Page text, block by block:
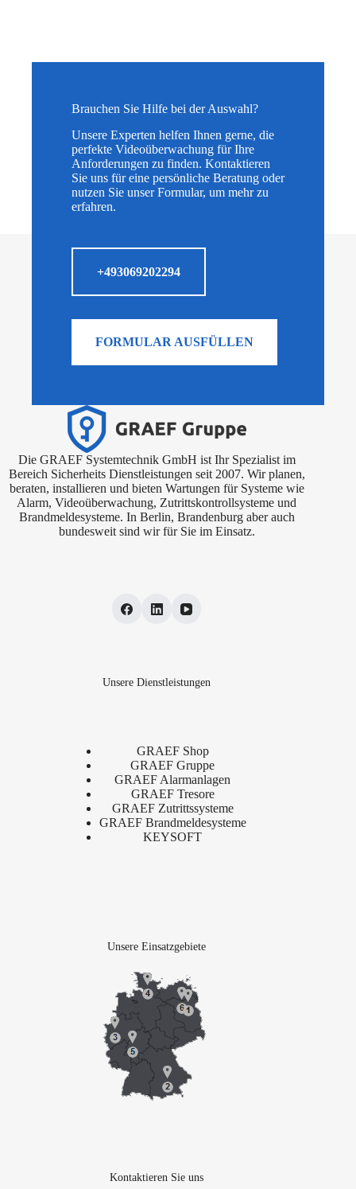
Brauchen Sie Hilfe bei der Auswahl?
Unsere Experten helfen Ihnen gerne, die
perfekte Videoüberwachung für Ihre
Anforderungen zu finden. Kontaktieren
Sie uns für eine persönliche Beratung oder
nutzen Sie unser Formular, um mehr zu
erfahren.
+493069202294
FORMULAR AUSFÜLLEN
Die GRAEF Systemtechnik GmbH ist Ihr Spezialist im
Bereich Sicherheits Dienstleistungen seit 2007. Wir planen,
beraten, installieren und bieten Wartungen für Systeme wie
Alarm, Videoüberwachung, Zutrittskontrollsysteme und
Brandmeldesysteme. In Berlin, Brandenburg aber auch
bundesweit sind wir für Sie im Einsatz.
Unsere Dienstleistungen
GRAEF Shop
GRAEF Gruppe
GRAEF Alarmanlagen
GRAEF Tresore
GRAEF Zutrittssysteme
GRAEF Brandmeldesysteme
KEYSOFT
Unsere Einsatzgebiete
Kontaktieren Sie uns